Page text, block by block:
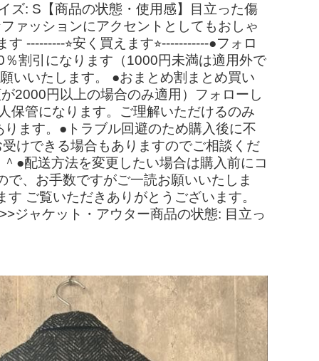
ズ: S【商品の状態・使用感】目立った傷
ァッションにアクセントとしてもおしゃ
⭐︎安く買えます⭐︎-----------●フォロ
割引になります（1000円未満は適用外で
いたします。 ●おまとめ割まとめ買い
2000円以上の場合のみ適用）フォローし
保管になります。ご理解いただけるのみ
ます。●トラブル回避のため購入後に不
けできる場合もありますのでご相談くだ
●配送方法を変更したい場合は購入前にコ
、お手数ですがご一読お願いいたしま
ご覧いただきありがとうございます。
ジャケット・アウター商品の状態: 目立っ